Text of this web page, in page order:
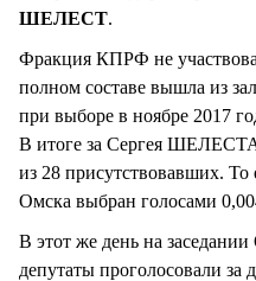
ШЕЛЕСТ.
Фракция КПРФ не
полном составе вышла из
при выборе в ноябре
В итоге за Сергея ШЕЛЕСТА
из 28 присутствовавших.
Омска выбран голосами
В этот же день на заседании
депутаты проголосовали за